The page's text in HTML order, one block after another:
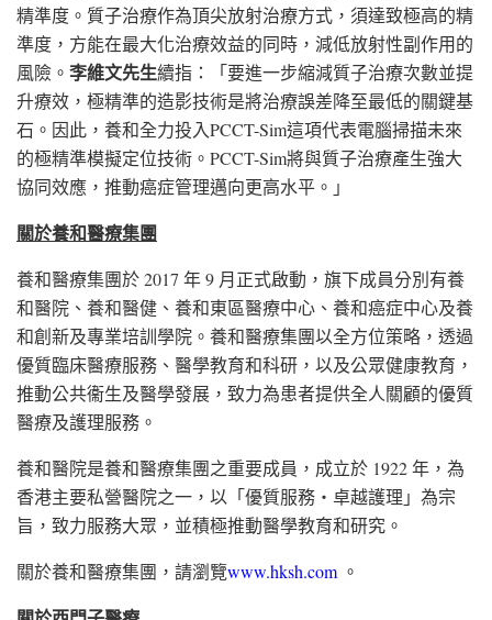
精準度。質子治療作為頂尖放射治療方式，須達致極高的精
準度，方能在最大化治療效益的同時，減低放射性副作用的
風險。 李維文先生續指：「要進一步縮減質子治療次數並提
升療效，極精準的造影技術是將治療誤差降至最低的關鍵基
石。因此，養和全力投入PCCT-Sim這項代表電腦掃描未來
的極精準模擬定位技術。PCCT-Sim將與質子治療產生強大
協同效應，推動癌症管理邁向更高水平。」
關於養和醫療集團
養和醫療集團於 2017 年 9 月正式啟動，旗下成員分別有養
和醫院、養和醫健、養和東區醫療中心、養和癌症中心及養
和創新及專業培訓學院。養和醫療集團以全方位策略，透過
優質臨床醫療服務、醫學教育和科研，以及公眾健康教育，
推動公共衞生及醫學發展，致力為患者提供全人關顧的優質
醫療及護理服務。
養和醫院是養和醫療集團之重要成員，成立於 1922 年，為
香港主要私營醫院之一，以「優質服務‧卓越護理」為宗
旨，致力服務大眾，並積極推動醫學教育和研究。
關於養和醫療集團，請瀏覽www.hksh.com 。